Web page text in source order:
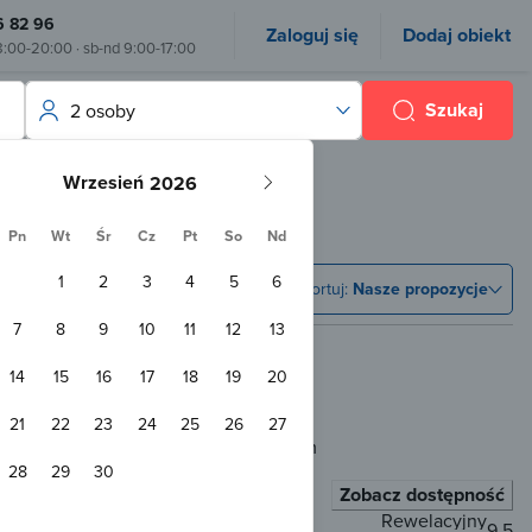
82 96
20:00 · sb-nd 9:00-17:00 Zaloguj się Dodaj obiekt
Wrzesień
Pn Wt Śr Cz Pt So Nd
1 2 3 4 5
6
7
8 9 10 11 12
13
14
15 16 17 18 19
20
21
22 23 24 25 26
27
28
29 30
2 osoby Szukaj
Sortuj: Nasze propozycje
400 m
Zobacz dostępność
Rewelacyjny